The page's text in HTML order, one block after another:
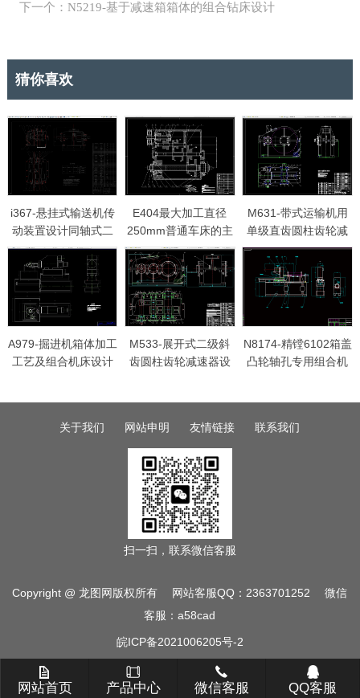
下一个：N5219-基于减速箱箱体的组合钻床设计
猜你喜欢
i367-悬挂式输送机传
动装置设计同轴式二
级减速器
E404最大加工直径
250mm普通车床的主
轴箱部件设计[4KW，
90-2000，1.41 10级]
M631-带式运输机用
单级直齿圆柱齿轮减
速器设计F=4550
V=1.25 D=270
A979-掘进机箱体加工
工艺及组合机床设计
M533-展开式二级斜
齿圆柱齿轮减速器设
N8174-精镗6102箱盖
凸轮轴孔专用组合机
关于我们 网站申明 友情链接 联系我们
扫一扫，联系微信客服
Copyright @ 龙图网版权所有 网站客服QQ：2363701252 微信
客服：a58cad
皖ICP备2021006205号-2
网站首页 产品中心 微信客服 QQ客服